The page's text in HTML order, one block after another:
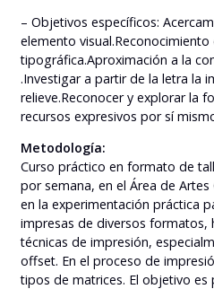
– Objetivos específicos:
elemento
tipográfica.Aproximación a la
.Investigar a partir de la letra la
relieve.Reconocer y explorar la
recursos expresivos por sí
Metodología:
Curso práctico en formato de
por semana, en el Área de Artes
en la experimentación práctica
impresas de diversos formatos,
técnicas de impresión,
offset. En el proceso de
tipos de matrices. El objetivo es